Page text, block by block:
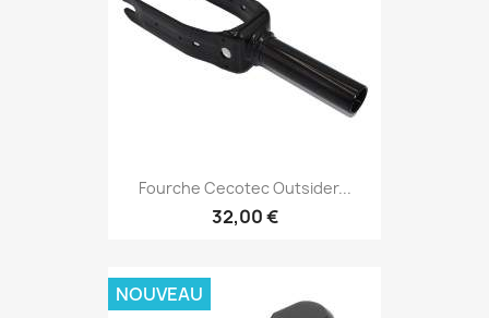
Fourche Cecotec Outsider...
32,00 €
NOUVEAU